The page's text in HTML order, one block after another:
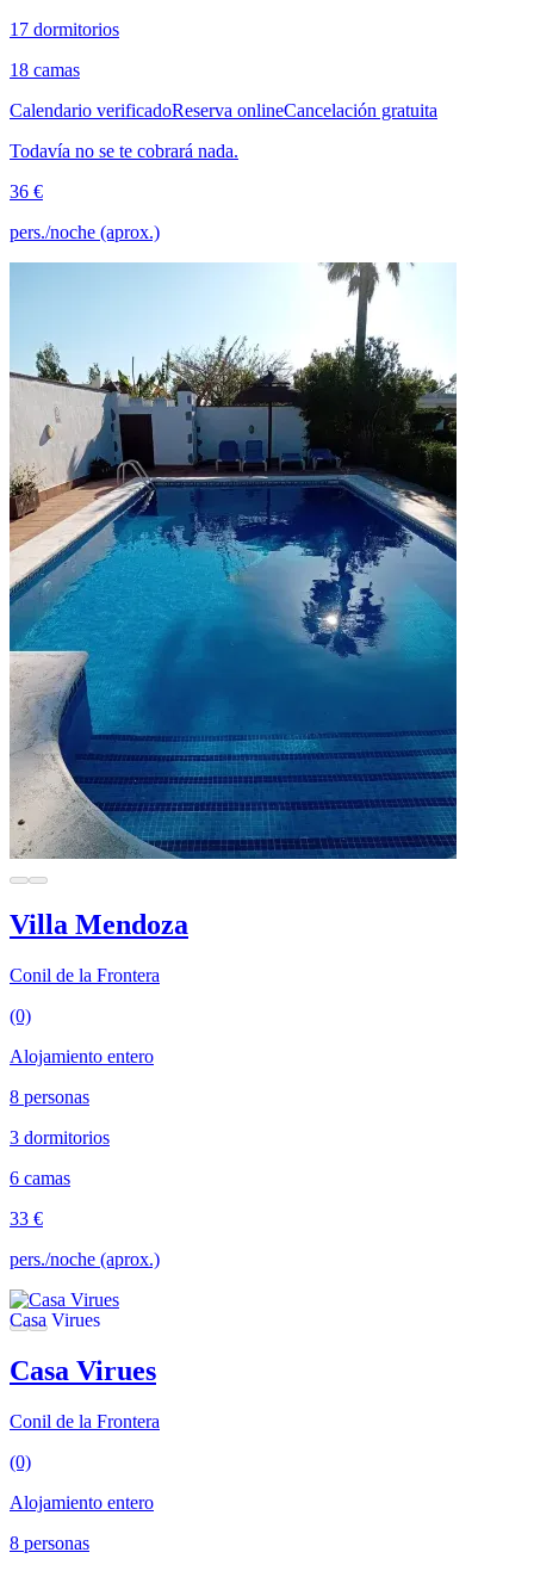
17 dormitorios
18 camas
Calendario verificadoReserva onlineCancelación gratuita
Todavía no se te cobrará nada.
36 €
pers./noche (aprox.)
Villa Mendoza
Conil de la Frontera
(0)
Alojamiento entero
8 personas
3 dormitorios
6 camas
33 €
pers./noche (aprox.)
Casa Virues
Conil de la Frontera
(0)
Alojamiento entero
8 personas